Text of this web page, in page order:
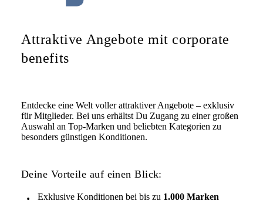
Attraktive Angebote mit corporate
benefits
Entdecke eine Welt voller attraktiver Angebote – exklusiv
für Mitglieder. Bei uns erhältst Du Zugang zu einer großen
Auswahl an Top-Marken und beliebten Kategorien zu
besonders günstigen Konditionen.
Deine Vorteile auf einen Blick:
Exklusive Konditionen bei bis zu 1.000 Marken